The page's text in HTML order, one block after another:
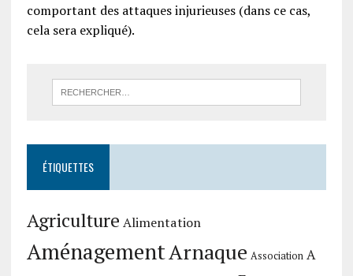
comportant des attaques injurieuses (dans ce cas,
cela sera expliqué).
ÉTIQUETTES
Agriculture Alimentation
AménagementArnaque Association A